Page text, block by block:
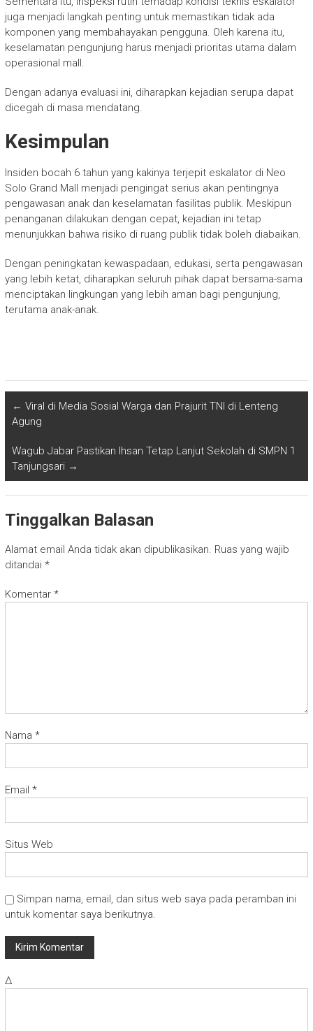
juga menjadi langkah penting untuk memastikan tidak ada
komponen yang membahayakan pengguna. Oleh karena itu,
keselamatan pengunjung harus menjadi prioritas utama dalam
operasional mall.
Dengan adanya evaluasi ini, diharapkan kejadian serupa dapat
dicegah di masa mendatang.
Kesimpulan
Insiden bocah 6 tahun yang kakinya terjepit eskalator di Neo
Solo Grand Mall menjadi pengingat serius akan pentingnya
pengawasan anak dan keselamatan fasilitas publik. Meskipun
penanganan dilakukan dengan cepat, kejadian ini tetap
menunjukkan bahwa risiko di ruang publik tidak boleh diabaikan.
Dengan peningkatan kewaspadaan, edukasi, serta pengawasan
yang lebih ketat, diharapkan seluruh pihak dapat bersama-sama
menciptakan lingkungan yang lebih aman bagi pengunjung,
terutama anak-anak.
← Viral di Media Sosial Warga dan Prajurit TNI di Lenteng
Agung
Wagub Jabar Pastikan Ihsan Tetap Lanjut Sekolah di SMPN 1
Tanjungsari →
Tinggalkan Balasan
Alamat email Anda tidak akan dipublikasikan. Ruas yang wajib
ditandai *
Komentar *
Nama *
Email *
Situs Web
Simpan nama, email, dan situs web saya pada peramban ini
untuk komentar saya berikutnya.
Δ